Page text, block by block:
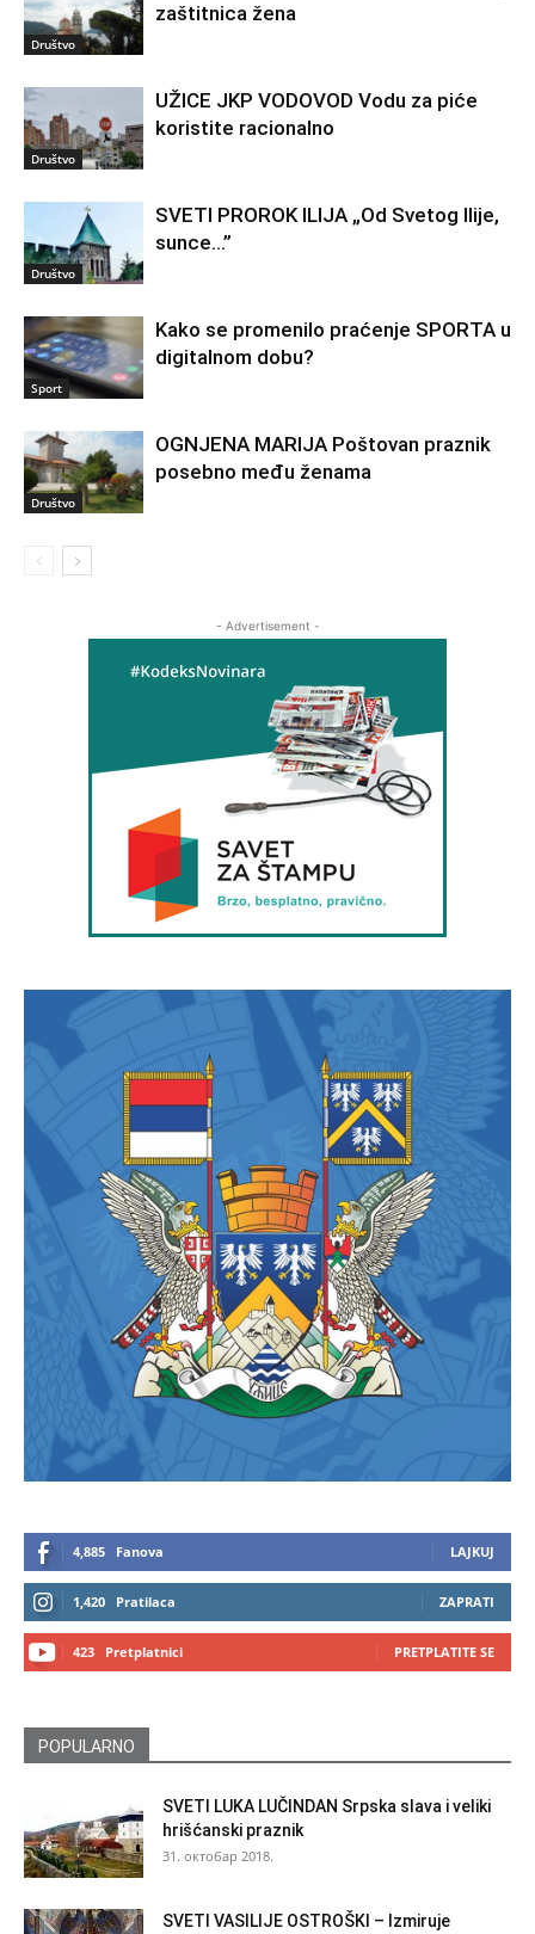
Društvo
zaštitnica žena
Društvo
UŽICE JKP VODOVOD Vodu za piće
koristite racionalno
Društvo
SVETI PROROK ILIJA „Od Svetog Ilije,
sunce…”
Sport
Kako se promenilo praćenje SPORTA u
digitalnom dobu?
Društvo
OGNJENA MARIJA Poštovan praznik
posebno među ženama
- Advertisement -
4,885 Fanova LAJKUJ
1,420 Pratilaca ZAPRATI
423 Pretplatnici PRETPLATITE SE
POPULARNO
SVETI LUKA LUČINDAN Srpska slava i veliki
hrišćanski praznik
31. октобар 2018.
SVETI VASILIJE OSTROŠKI – Izmiruje